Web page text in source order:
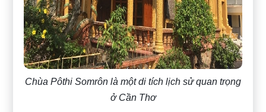
Chùa Pôthi Somrôn là một di tích lịch sử quan trọng
ở Cần Thơ